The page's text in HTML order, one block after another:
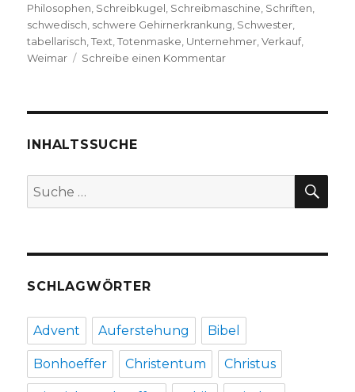
Philosophen Schreibkugel Schreibmaschine Schriften
schwedisch schwere Gehirnerkrankung Schwester
tabellarisch ,Text ,Totenmaske Unternehmer ,Verkauf,
Weimar
Schreibe einen Kommentarzu
Welver
INHALTSSUCHE
Suche
nach:
SCHLAGWÖRTER
Advent Auferstehung Bibel
Bonhoeffer Christentum Christus